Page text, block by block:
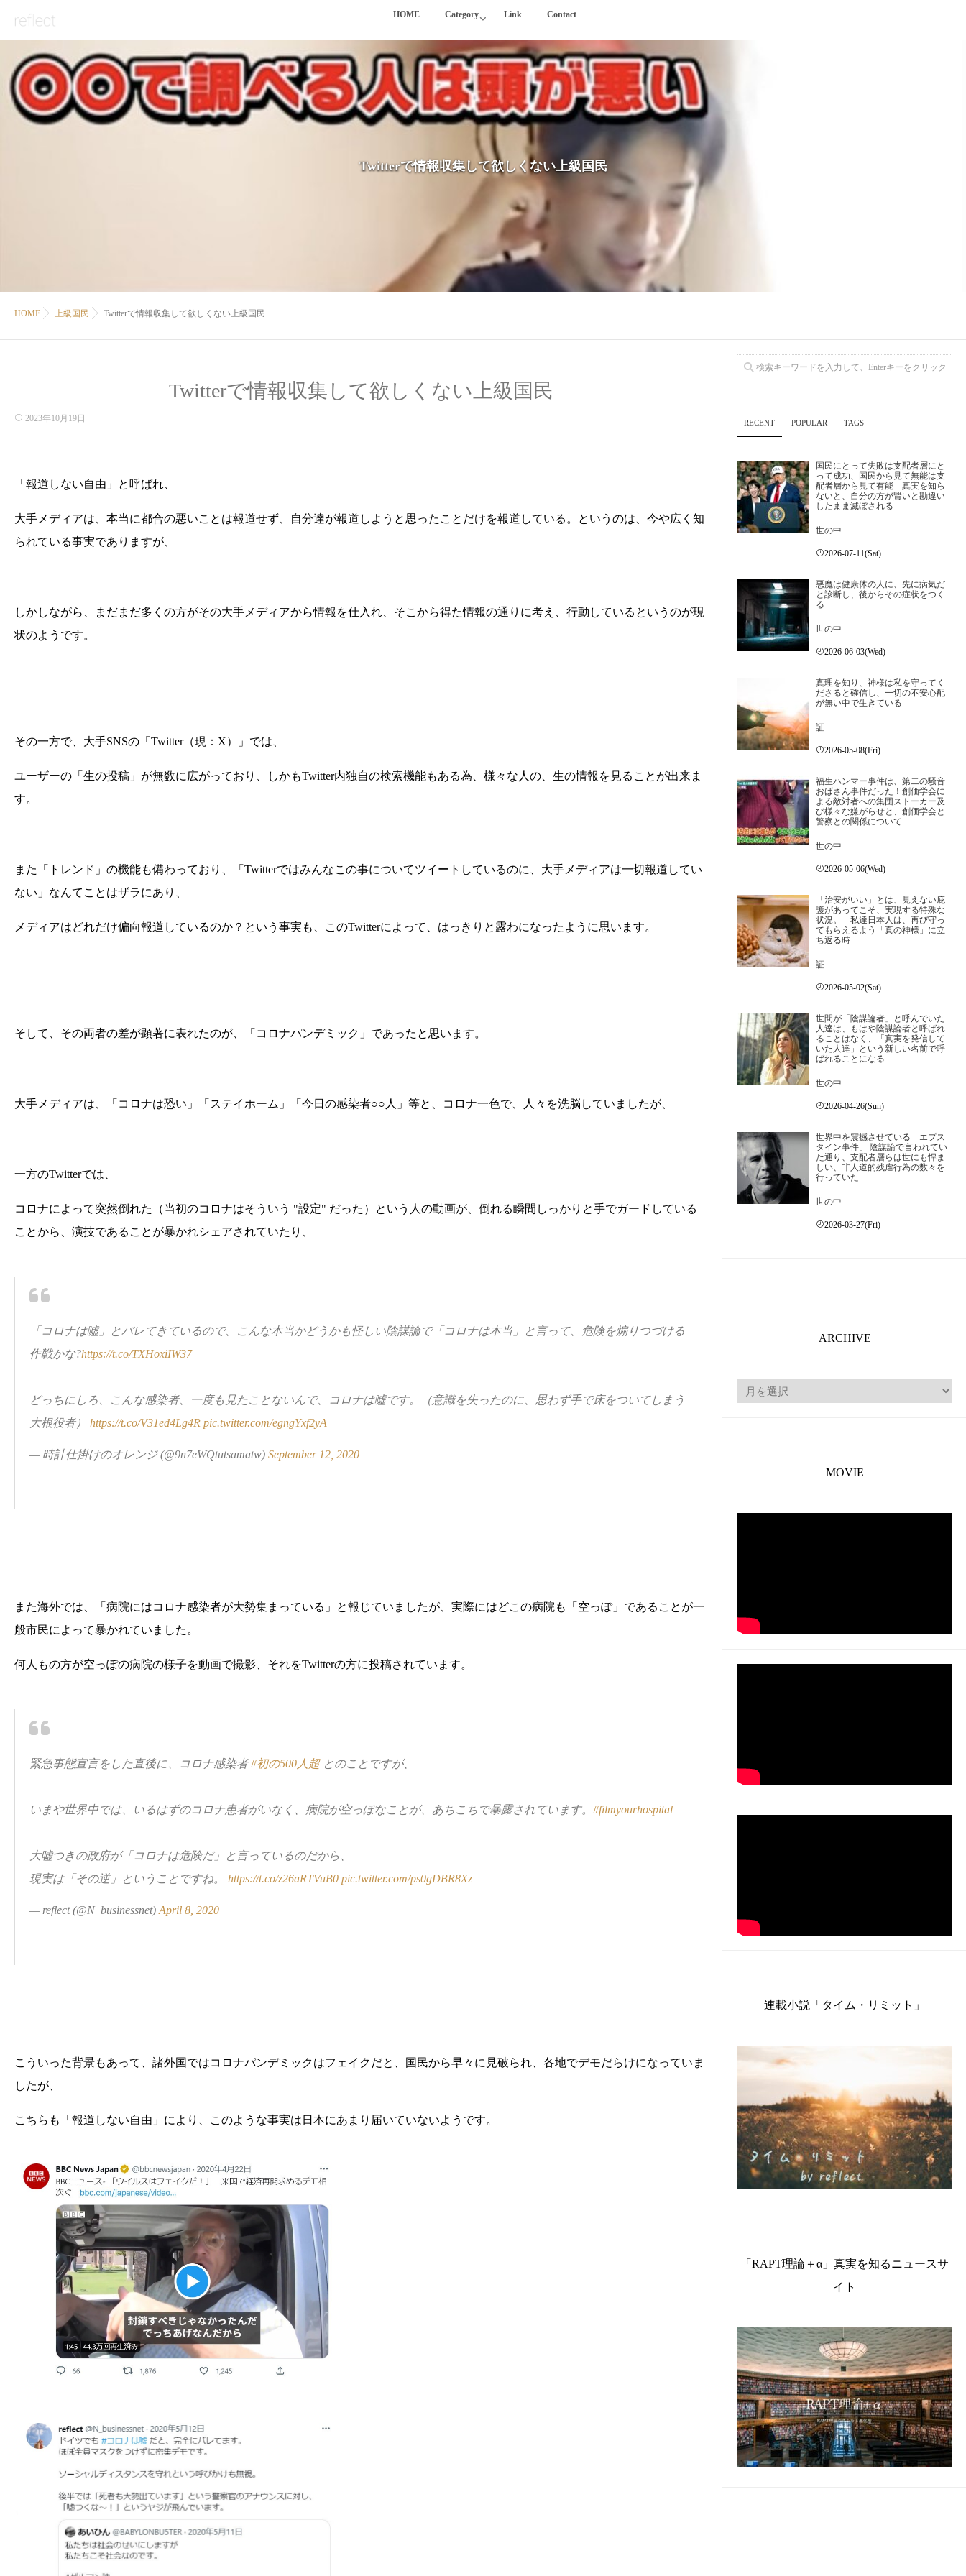
HOME Category Link Contact
Twitterで情報収集して欲しくない上級国民
HOME 上級国民 Twitterで情報収集して欲しくない上級国民
Twitterで情報収集して欲しくない上級国民
2023年10月19日
「報道しない自由」と呼ばれ、
大手メディアは、本当に都合の悪いことは報道せず、自分達が報道しようと思ったことだけを報道している。というのは、今や広く知
られている事実でありますが、
しかしながら、まだまだ多くの方がその大手メディアから情報を仕入れ、そこから得た情報の通りに考え、行動しているというのが現
状のようです。
その一方で、大手SNSの「Twitter（現：X）」では、
ユーザーの「生の投稿」が無数に広がっており、しかもTwitter内独自の検索機能もある為、様々な人の、生の情報を見ることが出来ま
す。
また「トレンド」の機能も備わっており、「Twitterではみんなこの事についてツイートしているのに、大手メディアは一切報道してい
ない」なんてことはザラにあり、
メディアはどれだけ偏向報道しているのか？という事実も、このTwitterによって、はっきりと露わになったように思います。
そして、その両者の差が顕著に表れたのが、「コロナパンデミック」であったと思います。
大手メディアは、「コロナは恐い」「ステイホーム」「今日の感染者○○人」等と、コロナ一色で、人々を洗脳していましたが、
一方のTwitterでは、
コロナによって突然倒れた（当初のコロナはそういう "設定" だった）という人の動画が、倒れる瞬間しっかりと手でガードしている
ことから、演技であることが暴かれシェアされていたり、
「コロナは噓」とバレてきているので、こんな本当かどうかも怪しい陰謀論で「コロナは本当」と言って、危険を煽りつづける
作戦かな?https://t.co/TXHoxiIW37
どっちにしろ、こんな感染者、一度も見たことないんで、コロナは噓です。（意識を失ったのに、思わず手で床をついてしまう
大根役者） https://t.co/V31ed4Lg4R pic.twitter.com/egngYxf2yA
— 時計仕掛けのオレンジ (@9n7eWQtutsamatw) September 12, 2020
また海外では、「病院にはコロナ感染者が大勢集まっている」と報じていましたが、実際にはどこの病院も「空っぽ」であることが一
般市民によって暴かれていました。
何人もの方が空っぽの病院の様子を動画で撮影、それをTwitterの方に投稿されています。
緊急事態宣言をした直後に、コロナ感染者#初の500人超とのことですが、
いまや世界中では、いるはずのコロナ患者がいなく、病院が空っぽなことが、あちこちで暴露されています。 #filmyourhospital
大嘘つきの政府が「コロナは危険だ」と言っているのだから、
現実は「その逆」ということですね。 https://t.co/z26aRTVuB0 pic.twitter.com/ps0gDBR8Xz
— reflect (@N_businessnet) April 8, 2020
こういった背景もあって、諸外国ではコロナパンデミックはフェイクだと、国民から早々に見破られ、各地でデモだらけになっていま
したが、
こちらも「報道しない自由」により、このような事実は日本にあまり届いていないようです。
RECENT POPULAR TAGS
国民にとって失敗は支配者層にと
って成功、国民から見て無能は支
配者層から見て有能 真実を知ら
ないと、自分の方が賢いと勘違い
したまま滅ぼされる
世の中
2026-07-11(Sat)
悪魔は健康体の人に、先に病気だ
と診断し、後からその症状をつく
る
世の中
2026-06-03(Wed)
真理を知り、神様は私を守ってく
ださると確信し、一切の不安心配
が無い中で生きている
証
2026-05-08(Fri)
福生ハンマー事件は、第二の騒音
おばさん事件だった！創価学会に
よる敵対者への集団ストーカー及
び様々な嫌がらせと、創価学会と
警察との関係について
世の中
2026-05-06(Wed)
「治安がいい」とは、見えない庇
護があってこそ、実現する特殊な
状況。 私達日本人は、再び守っ
てもらえるよう「真の神様」に立
ち返る時
証
2026-05-02(Sat)
世間が「陰謀論者」と呼んでいた
人達は、もはや陰謀論者と呼ばれ
ることはなく、「真実を発信して
いた人達」という新しい名前で呼
ばれることになる
世の中
2026-04-26(Sun)
世界中を震撼させている「エプス
タイン事件」 陰謀論で言われてい
た通り、支配者層らは世にも悍ま
しい、非人道的残虐行為の数々を
行っていた
世の中
2026-03-27(Fri)
ARCHIVE
ARCHIVE
MOVIE
連載小説「タイム・リミット」
「RAPT理論＋α」真実を知るニュースサ
イト